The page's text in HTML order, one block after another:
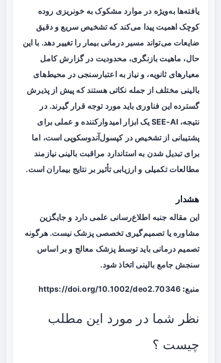
یافته‌ها به‌ویژه در موارد مشکوک به خونریزی روده
کوچک اهمیت پیدا می‌کند که تشخیص سریع و دقیق
ضایعات می‌تواند مسیر درمانی بیمار را تغییر دهد. با این
حال، ماهیت بازنگری، محدودیت در گزارش کامل
معیارهای ثانویه، و نیاز به اعتبارسنجی در محیط‌های
بالینی مختلف از جمله نکاتی هستند که پیش از پذیرش
گسترده این فناوری باید مورد توجه قرار گیرند. در
نتیجه، SEE-AI یک ابزار امیدوارکننده و عملی برای
پشتیبانی از تشخیص در کپسول‌آندوسکوپی است، اما
برای تبدیل شدن به استاندارد مراقبت بالینی نیازمند
مطالعات تکمیلی و ارزیابی تأثیر بر نتایج بیماران است.
هشدار
این مقاله جنبه اطلاع‌رسانی علمی دارد و جایگزین
مشاوره یا تصمیم‌گیری تخصصی پزشک نیست. هرگونه
تصمیم درمانی باید توسط پزشک معالج و بر اساس
سنجش جامع بالینی اتخاذ شود.
منبع:
نظر شما در مورد این مطلب
چیست ؟